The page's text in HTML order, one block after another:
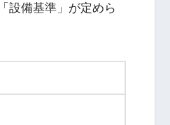
設備基準」が定めら